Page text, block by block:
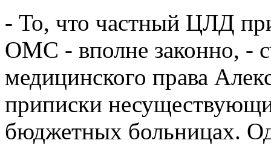
- То, что частный ЦЛД
ОМС - вполне законно, -
медицинского права
приписки
бюджетных больницах.